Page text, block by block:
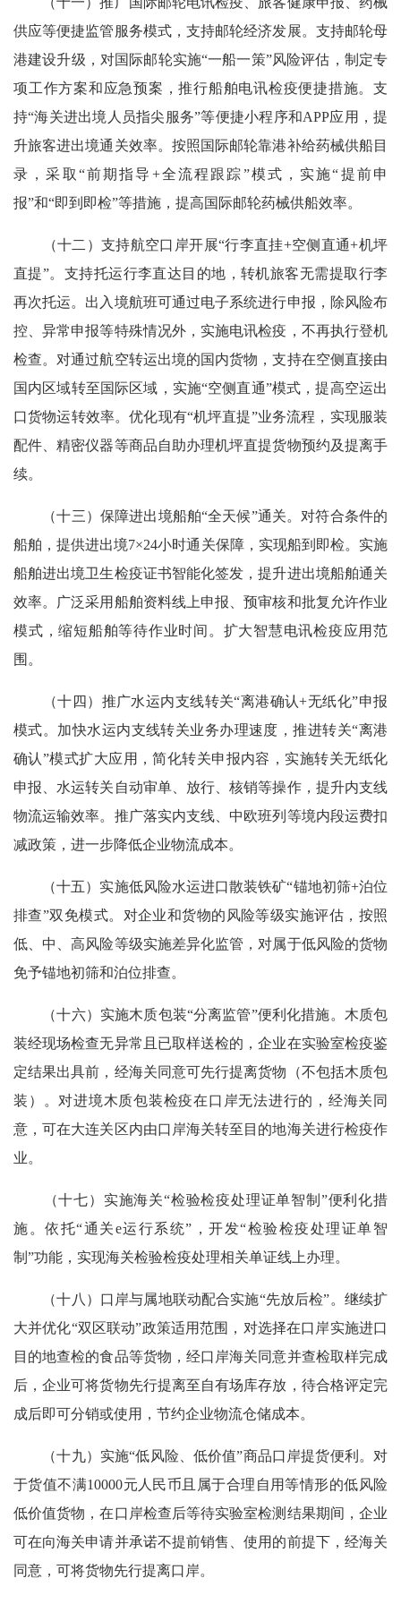
供应等便捷监管服务模式，支持邮轮经济发展。支持邮轮母
港建设升级，对国际邮轮实施“一船一策”风险评估，制定专
项工作方案和应急预案，推行船舶电讯检疫便捷措施。支
持“海关进出境人员指尖服务”等便捷小程序和APP应用，提
升旅客进出境通关效率。按照国际邮轮靠港补给药械供船目
录，采取“前期指导+全流程跟踪”模式，实施“提前申
报”和“即到即检”等措施，提高国际邮轮药械供船效率。
（十二）支持航空口岸开展“行李直挂+空侧直通+机坪
直提”。支持托运行李直达目的地，转机旅客无需提取行李
再次托运。出入境航班可通过电子系统进行申报，除风险布
控、异常申报等特殊情况外，实施电讯检疫，不再执行登机
检查。对通过航空转运出境的国内货物，支持在空侧直接由
国内区域转至国际区域，实施“空侧直通”模式，提高空运出
口货物运转效率。优化现有“机坪直提”业务流程，实现服装
配件、精密仪器等商品自助办理机坪直提货物预约及提离手
续。
（十三）保障进出境船舶“全天候”通关。对符合条件的
船舶，提供进出境7×24小时通关保障，实现船到即检。实施
船舶进出境卫生检疫证书智能化签发，提升进出境船舶通关
效率。广泛采用船舶资料线上申报、预审核和批复允许作业
模式，缩短船舶等待作业时间。扩大智慧电讯检疫应用范
围。
（十四）推广水运内支线转关“离港确认+无纸化”申报
模式。加快水运内支线转关业务办理速度，推进转关“离港
确认”模式扩大应用，简化转关申报内容，实施转关无纸化
申报、水运转关自动审单、放行、核销等操作，提升内支线
物流运输效率。推广落实内支线、中欧班列等境内段运费扣
减政策，进一步降低企业物流成本。
（十五）实施低风险水运进口散装铁矿“锚地初筛+泊位
排查”双免模式。对企业和货物的风险等级实施评估，按照
低、中、高风险等级实施差异化监管，对属于低风险的货物
免予锚地初筛和泊位排查。
（十六）实施木质包装“分离监管”便利化措施。木质包
装经现场检查无异常且已取样送检的，企业在实验室检疫鉴
定结果出具前，经海关同意可先行提离货物（不包括木质包
装）。对进境木质包装检疫在口岸无法进行的，经海关同
意，可在大连关区内由口岸海关转至目的地海关进行检疫作
业。
（十七）实施海关“检验检疫处理证单智制”便利化措
施。依托“通关e运行系统”，开发“检验检疫处理证单智
制”功能，实现海关检验检疫处理相关单证线上办理。
（十八）口岸与属地联动配合实施“先放后检”。继续扩
大并优化“双区联动”政策适用范围，对选择在口岸实施进口
目的地查检的食品等货物，经口岸海关同意并查检取样完成
后，企业可将货物先行提离至自有场库存放，待合格评定完
成后即可分销或使用，节约企业物流仓储成本。
（十九）实施“低风险、低价值”商品口岸提货便利。对
于货值不满10000元人民币且属于合理自用等情形的低风险
低价值货物，在口岸检查后等待实验室检测结果期间，企业
可在向海关申请并承诺不提前销售、使用的前提下，经海关
同意，可将货物先行提离口岸。